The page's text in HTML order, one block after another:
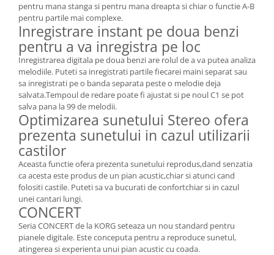
pentru mana stanga si pentru mana dreapta si chiar o functie A-B
pentru partile mai complexe.
Inregistrare instant pe doua benzi
pentru a va inregistra pe loc
Inregistrarea digitala pe doua benzi are rolul de a va putea analiza
melodiile. Puteti sa inregistrati partile fiecarei maini separat sau
sa inregistrati pe o banda separata peste o melodie deja
salvata.Tempoul de redare poate fi ajustat si pe noul C1 se pot
salva pana la 99 de melodii.
Optimizarea sunetului Stereo ofera
prezenta sunetului in cazul utilizarii
castilor
Aceasta functie ofera prezenta sunetului reprodus,dand senzatia
ca acesta este produs de un pian acustic,chiar si atunci cand
folositi castile. Puteti sa va bucurati de confortchiar si in cazul
unei cantari lungi.
CONCERT
Seria CONCERT de la KORG seteaza un nou standard pentru
pianele digitale. Este conceputa pentru a reproduce sunetul,
atingerea si experienta unui pian acustic cu coada.